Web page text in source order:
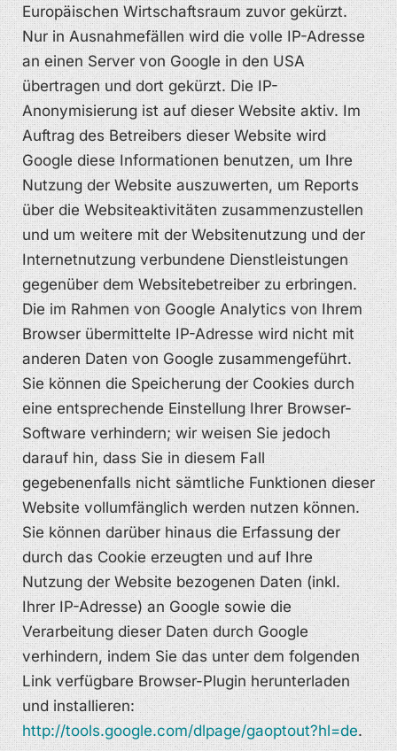
Europäischen Wirtschaftsraum zuvor gekürzt.
Nur in Ausnahmefällen wird die volle IP-Adresse
an einen Server von Google in den USA
übertragen und dort gekürzt. Die IP-
Anonymisierung ist auf dieser Website aktiv. Im
Auftrag des Betreibers dieser Website wird
Google diese Informationen benutzen, um Ihre
Nutzung der Website auszuwerten, um Reports
über die Websiteaktivitäten zusammenzustellen
und um weitere mit der Websitenutzung und der
Internetnutzung verbundene Dienstleistungen
gegenüber dem Websitebetreiber zu erbringen.
Die im Rahmen von Google Analytics von Ihrem
Browser übermittelte IP-Adresse wird nicht mit
anderen Daten von Google zusammengeführt.
Sie können die Speicherung der Cookies durch
eine entsprechende Einstellung Ihrer Browser-
Software verhindern; wir weisen Sie jedoch
darauf hin, dass Sie in diesem Fall
gegebenenfalls nicht sämtliche Funktionen dieser
Website vollumfänglich werden nutzen können.
Sie können darüber hinaus die Erfassung der
durch das Cookie erzeugten und auf Ihre
Nutzung der Website bezogenen Daten (inkl.
Ihrer IP-Adresse) an Google sowie die
Verarbeitung dieser Daten durch Google
verhindern, indem Sie das unter dem folgenden
Link verfügbare Browser-Plugin herunterladen
und installieren:
http://tools.google.com/dlpage/gaoptout?hl=de.